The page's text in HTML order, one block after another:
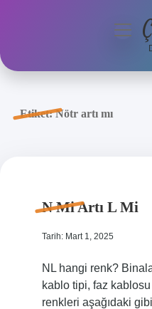
Anasayfa
Etiket:Nötr artı mı
N Mi Artı L Mi
Tarih: Mart 1, 2025
NL hangi renk?
kablo tipi, faz
renkleri aşağıdaki